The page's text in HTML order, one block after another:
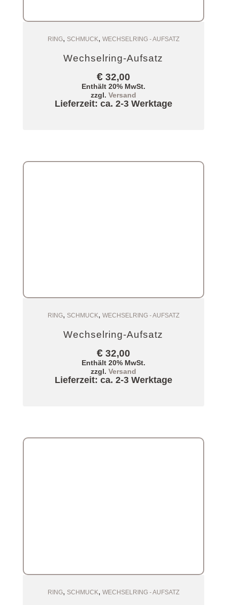
Zum Warenkorb
RING, SCHMUCK, WECHSELRING - AUFSATZ
Wechselring-Aufsatz
€32,00
Enthält 20% MwSt.
zzgl. Versand
Lieferzeit: ca. 2-3 Werktage
Zum Warenkorb
RING, SCHMUCK, WECHSELRING - AUFSATZ
Wechselring-Aufsatz
€32,00
Enthält 20% MwSt.
zzgl. Versand
Lieferzeit: ca. 2-3 Werktage
Zum Warenkorb
RING, SCHMUCK, WECHSELRING - AUFSATZ